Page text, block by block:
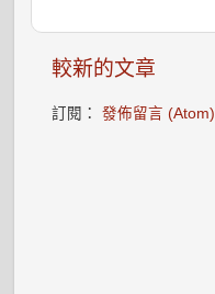
較新的文章
訂閱：發佈留言 (Atom)